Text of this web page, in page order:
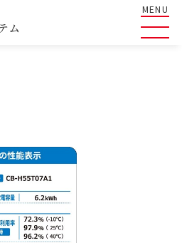
MENU